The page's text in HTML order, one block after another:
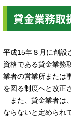
貸金業務取
平成15年８月に創設
資格である貸金業務
業者の営業所または
を図る制度へと改正
また、貸金業者は
ならないと定められ